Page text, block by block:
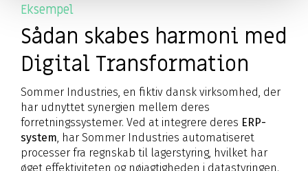
Eksempel
Sådan skabes harmoni med
Digital Transformation
Sommer Industries, en fiktiv dansk virksomhed, der
har udnyttet synergien mellem deres
forretningssystemer. Ved at integrere deres ERP-
system , har Sommer Industries automatiseret
processer fra regnskab til lagerstyring, hvilket har
øget effektiviteten og nøjagtigheden i datastyringen.